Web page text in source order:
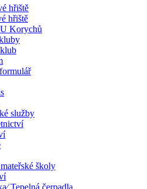
hřiště
hřiště
Korychů
služby
školy
Tepelná čerpadla